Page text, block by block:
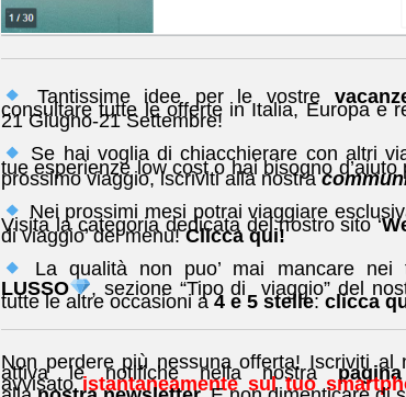
Tantissime idee per le vostre
consultare tutte le offerte in Italia, Europa e
21 Giugno-21 Settembre!
Se hai voglia di chiacchierare con altri
tue esperienze low cost o hai bisogno d’aiuto
prossimo viaggio, iscriviti alla nostra
Nei prossimi mesi potrai viaggiare
Visita la categoria dedicata del nostro sito ‘
di viaggio’ del menu!Clicca qui!
La qualità non puo’ mai mancare nei
LUSSO
, sezione “Tipo di viaggio” del
tutte le altre occasioni a4 e 5 stelle:clicca
Non perdere più nessuna offerta! Iscriviti al
attiva le notifiche nella nostrapagina
avvisatoistantaneamente sul tuo